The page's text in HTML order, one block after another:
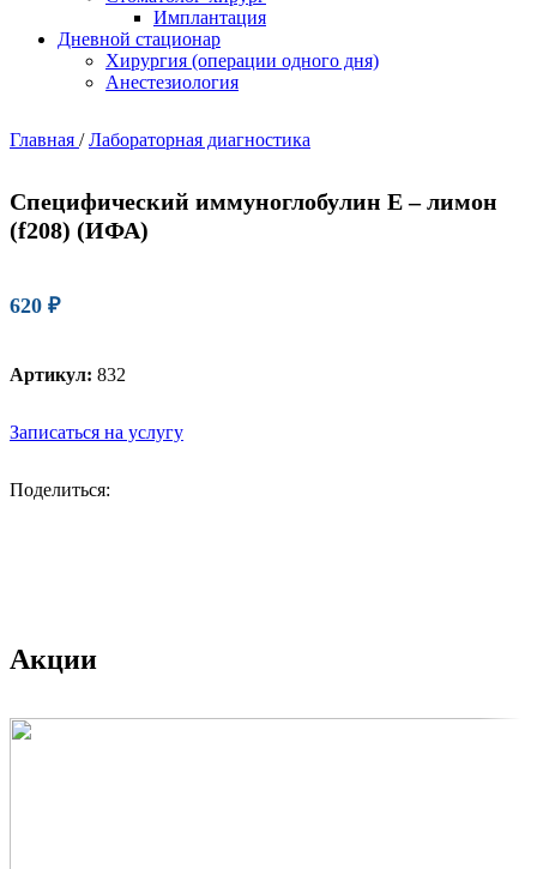
Имплантация
Дневной стационар
Хирургия (операции одного дня)
Анестезиология
Главная / Лабораторная диагностика
Специфический иммуноглобулин Е – лимон
(f208) (ИФА)
620 ₽
Артикул: 832
Записаться на услугу
Поделиться:
Акции